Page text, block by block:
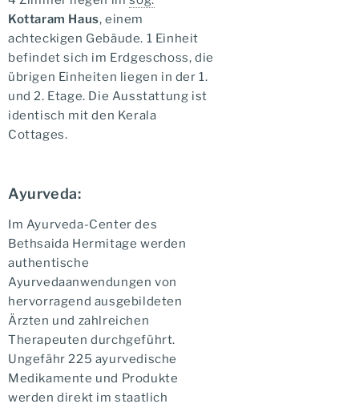
Kottaram Haus, einem
achteckigen Gebäude. 1 Einheit
befindet sich im Erdgeschoss, die
übrigen Einheiten liegen in der 1.
und 2. Etage. Die Ausstattung ist
identisch mit den Kerala
Cottages.
Ayurveda:
Im Ayurveda-Center des
Bethsaida Hermitage werden
authentische
Ayurvedaanwendungen von
hervorragend ausgebildeten
Ärzten und zahlreichen
Therapeuten durchgeführt.
Ungefähr 225 ayurvedische
Medikamente und Produkte
werden direkt im staatlich